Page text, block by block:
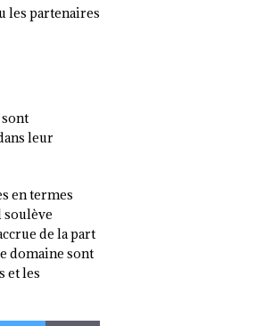
les partenaires
leur
en termes
soulève
de la part
domaine sont
et les